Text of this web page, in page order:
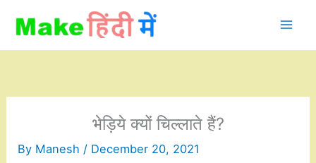
content
भेड़िये क्यों चिल्लाते हैं?
By Manesh / December 20, 2021